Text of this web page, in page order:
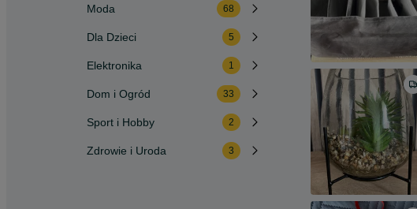
Moda 68
Dla Dzieci 5
Elektronika 1
Dom i Ogród 33
Sport i Hobby 2
Zdrowie i Uroda 3